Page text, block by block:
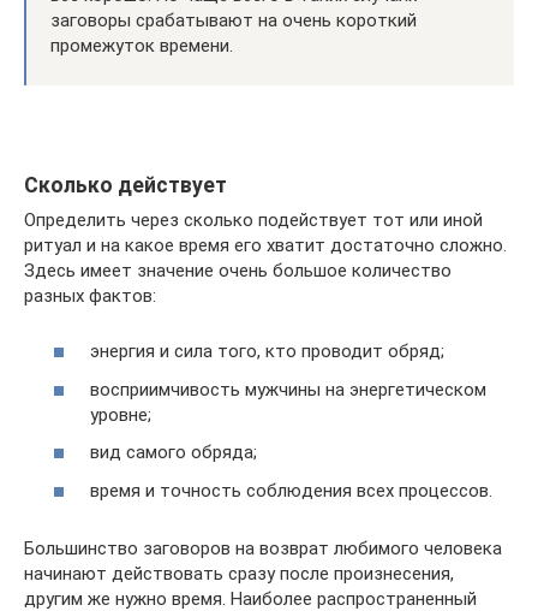
заговоры срабатывают на очень короткий
промежуток времени.
Сколько действует
Определить через сколько подействует тот или иной
ритуал и на какое время его хватит достаточно сложно.
Здесь имеет значение очень большое количество
разных фактов:
энергия и сила того, кто проводит обряд;
восприимчивость мужчины на энергетическом
уровне;
вид самого обряда;
время и точность соблюдения всех процессов.
Большинство заговоров на возврат любимого человека
начинают действовать сразу после произнесения,
другим же нужно время. Наиболее распространенный